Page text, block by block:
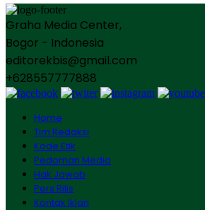
Graha Media Center,
Bogor - Indonesia
editorekbis@gmail.com
+628557777888
Home
Tim Redaksi
Kode Etik
Pedoman Media
Hak Jawab
Pers Rilis
Kontak Iklan